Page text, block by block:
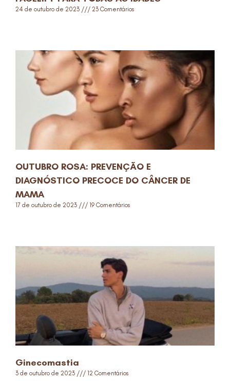
24 de outubro de 2023 23 Comentários
OUTUBRO ROSA: PREVENÇÃO E
DIAGNÓSTICO PRECOCE DO CÂNCER DE
MAMA
17 de outubro de 2023 19 Comentários
Ginecomastia
3 de outubro de 2023 12 Comentários